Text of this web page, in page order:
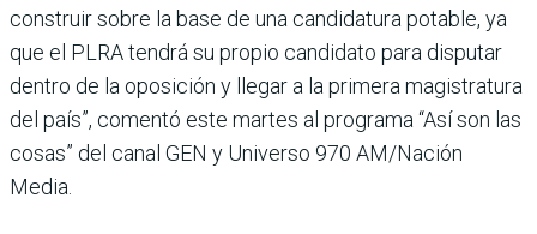
construir sobre la base de una candidatura potable, ya
que el PLRA tendrá su propio candidato para disputar
dentro de la oposición y llegar a la primera magistratura
del país”, comentó este martes al programa “Así son las
cosas” del canal GEN y Universo 970 AM/Nación
Media.